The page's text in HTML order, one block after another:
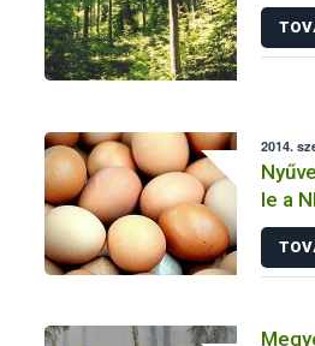
2014.
le a